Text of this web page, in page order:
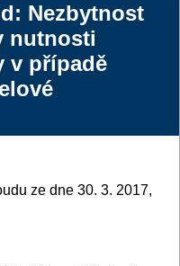
Nezbytnost
nutnosti
v případě
ze dne 30. 3. 2017,